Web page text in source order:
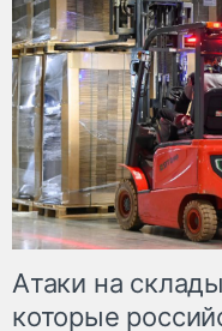
Атаки на
которые